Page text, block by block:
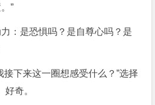
”
：是恐惧吗？是自尊心吗？是
接下来这一圈想感受什么？”选择
奇。